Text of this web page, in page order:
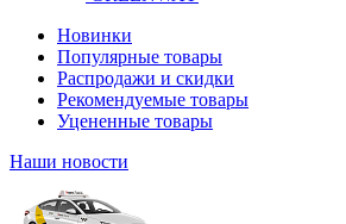
Новинки
Популярные товары
Распродажи и скидки
Рекомендуемые товары
Уцененные товары
Наши новости